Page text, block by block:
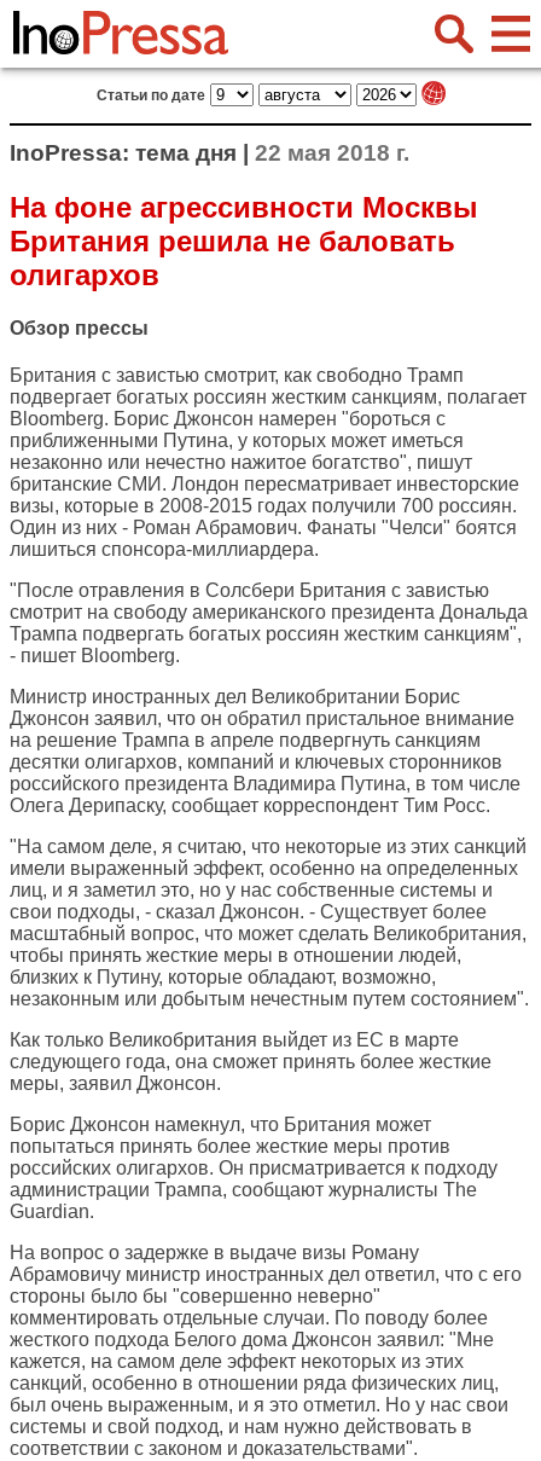
Статьи по дате
InoPressa: тема дня | 22 мая 2018 г.
На фоне агрессивности Москвы
Британия решила не баловать
олигархов
Обзор прессы
Британия с завистью смотрит, как свободно Трамп
подвергает богатых россиян жестким санкциям, полагает
Bloomberg. Борис Джонсон намерен "бороться с
приближенными Путина, у которых может иметься
незаконно или нечестно нажитое богатство", пишут
британские СМИ. Лондон пересматривает инвесторские
визы, которые в 2008-2015 годах получили 700 россиян.
Один из них - Роман Абрамович. Фанаты "Челси" боятся
лишиться спонсора-миллиардера.
"После отравления в Солсбери Британия с завистью
смотрит на свободу американского президента Дональда
Трампа подвергать богатых россиян жестким санкциям",
- пишет Bloomberg.
Министр иностранных дел Великобритании Борис
Джонсон заявил, что он обратил пристальное внимание
на решение Трампа в апреле подвергнуть санкциям
десятки олигархов, компаний и ключевых сторонников
российского президента Владимира Путина, в том числе
Олега Дерипаску, сообщает корреспондент Тим Росс.
"На самом деле, я считаю, что некоторые из этих санкций
имели выраженный эффект, особенно на определенных
лиц, и я заметил это, но у нас собственные системы и
свои подходы, - сказал Джонсон. - Существует более
масштабный вопрос, что может сделать Великобритания,
чтобы принять жесткие меры в отношении людей,
близких к Путину, которые обладают, возможно,
незаконным или добытым нечестным путем состоянием".
Как только Великобритания выйдет из ЕС в марте
следующего года, она сможет принять более жесткие
меры, заявил Джонсон.
Борис Джонсон намекнул, что Британия может
попытаться принять более жесткие меры против
российских олигархов. Он присматривается к подходу
администрации Трампа, сообщают журналисты The
Guardian.
На вопрос о задержке в выдаче визы Роману
Абрамовичу министр иностранных дел ответил, что с его
стороны было бы "совершенно неверно"
комментировать отдельные случаи. По поводу более
жесткого подхода Белого дома Джонсон заявил: "Мне
кажется, на самом деле эффект некоторых из этих
санкций, особенно в отношении ряда физических лиц,
был очень выраженным, и я это отметил. Но у нас свои
системы и свой подход, и нам нужно действовать в
соответствии с законом и доказательствами".